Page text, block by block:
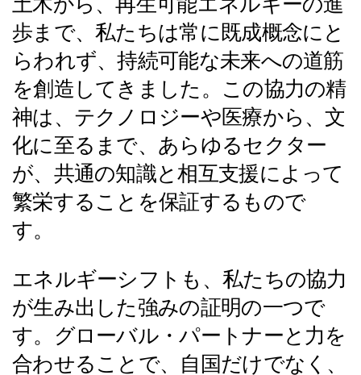
土木から、再生可能エネルギーの進
歩まで、私たちは常に既成概念にと
らわれず、持続可能な未来への道筋
を創造してきました。この協力の精
神は、テクノロジーや医療から、文
化に至るまで、あらゆるセクター
が、共通の知識と相互支援によって
繁栄することを保証するもので
す。
エネルギーシフトも、私たちの協力
が生み出した強みの証明の一つで
す。グローバル・パートナーと力を
合わせることで、自国だけでなく、